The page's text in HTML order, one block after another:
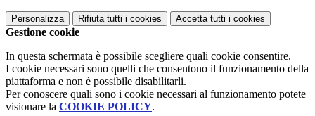
Personalizza Rifiuta tutti i cookies Accetta tutti i cookies
Gestione cookie
In questa schermata è possibile scegliere quali cookie consentire.
I cookie necessari sono quelli che consentono il funzionamento della
piattaforma e non è possibile disabilitarli.
Per conoscere quali sono i cookie necessari al funzionamento potete
visionare la COOKIE POLICY.